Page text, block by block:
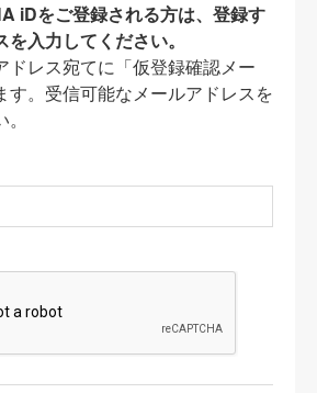
iDをご登録される方は、登録す
入力してください。
ドレス宛てに「仮登録確認メー
す。受信可能なメールアドレスを